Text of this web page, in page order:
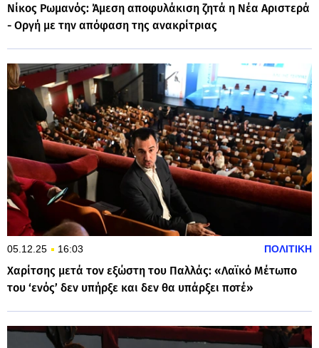
Νίκος Ρωμανός: Άμεση αποφυλάκιση ζητά η Νέα Αριστερά
- Οργή με την απόφαση της ανακρίτριας
05.12.25 16:03 ΠΟΛΙΤΙΚΗ
Χαρίτσης μετά τον εξώστη του Παλλάς: «Λαϊκό Μέτωπο
του ‘ενός’ δεν υπήρξε και δεν θα υπάρξει ποτέ»